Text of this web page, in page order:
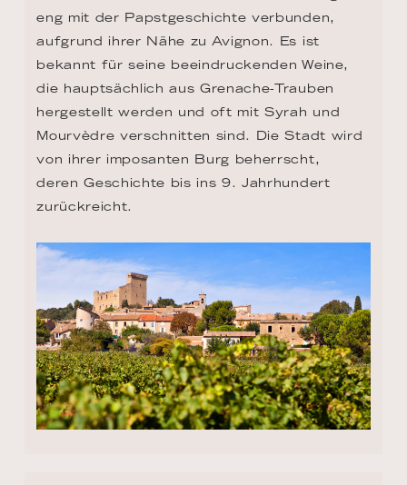
eng mit der Papstgeschichte verbunden,
aufgrund ihrer Nähe zu Avignon. Es ist
bekannt für seine beeindruckenden Weine,
die hauptsächlich aus Grenache-Trauben
hergestellt werden und oft mit Syrah und
Mourvèdre verschnitten sind. Die Stadt wird
von ihrer imposanten Burg beherrscht,
deren Geschichte bis ins 9. Jahrhundert
zurückreicht.